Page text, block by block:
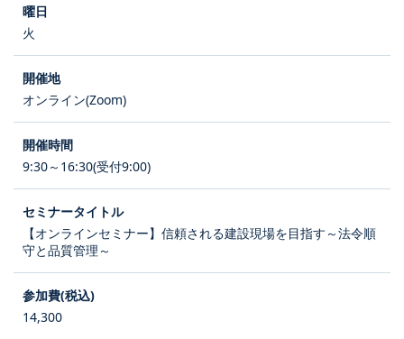
火
オンライン(Zoom)
9:30～16:30(受付9:00)
【オンラインセミナー】信頼される建設現場を目指す～法令順
守と品質管理～
14,300